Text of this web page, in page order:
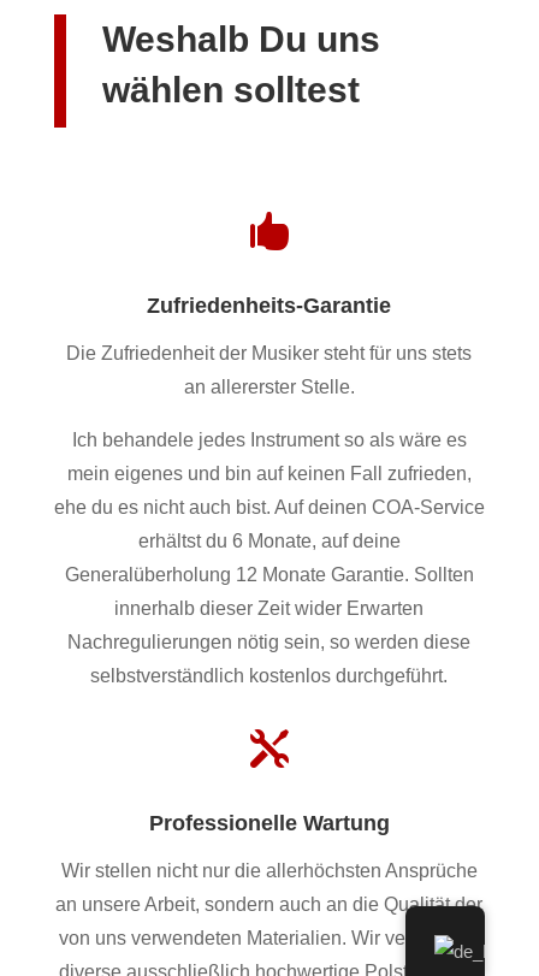
Weshalb Du uns
wählen solltest

Zufriedenheits-Garantie
Die Zufriedenheit der Musiker steht für uns stets
an allererster Stelle.
Ich behandele jedes Instrument so als wäre es
mein eigenes und bin auf keinen Fall zufrieden,
ehe du es nicht auch bist. Auf deinen COA-Service
erhältst du 6 Monate, auf deine
Generalüberholung 12 Monate Garantie. Sollten
innerhalb dieser Zeit wider Erwarten
Nachregulierungen nötig sein, so werden diese
selbstverständlich kostenlos durchgeführt.

Professionelle Wartung
Wir stellen nicht nur die allerhöchsten Ansprüche
an unsere Arbeit, sondern auch an die Qualität der
von uns verwendeten Materialien. Wir verwenden